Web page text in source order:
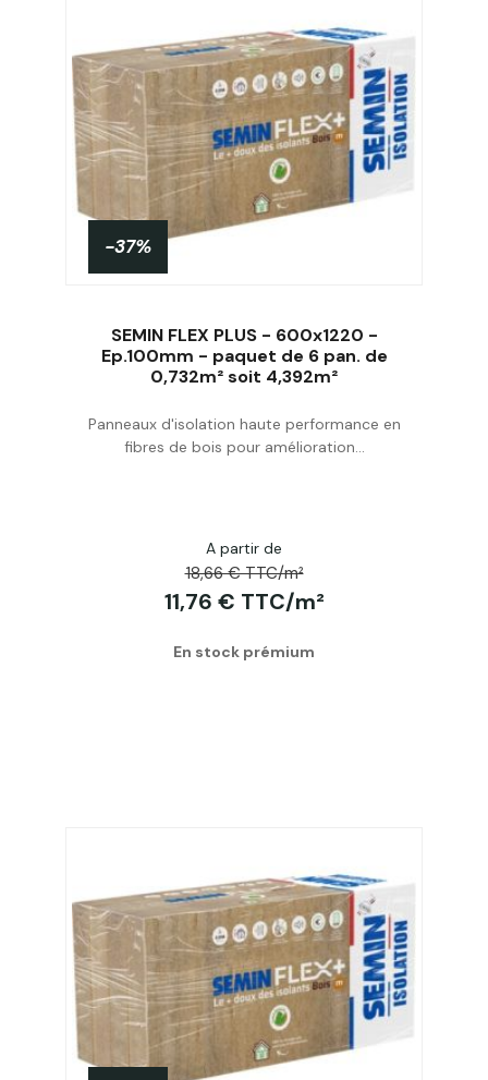
-37%
SEMIN FLEX PLUS - 600x1220 -
Ep.100mm - paquet de 6 pan. de
0,732m² soit 4,392m²
Panneaux d'isolation haute performance en
fibres de bois pour amélioration...
A partir de
18,66 € TTC/m²
11,76 € TTC/m²
En stock prémium